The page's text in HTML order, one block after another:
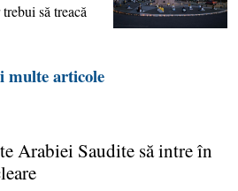
să treacă
multe articole
Arabiei Saudite să intre în